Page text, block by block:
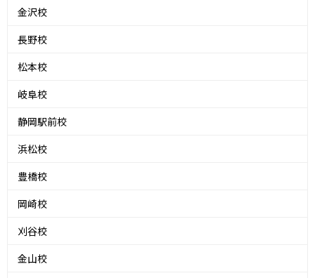
金沢校
長野校
松本校
岐阜校
静岡駅前校
浜松校
豊橋校
岡崎校
刈谷校
金山校